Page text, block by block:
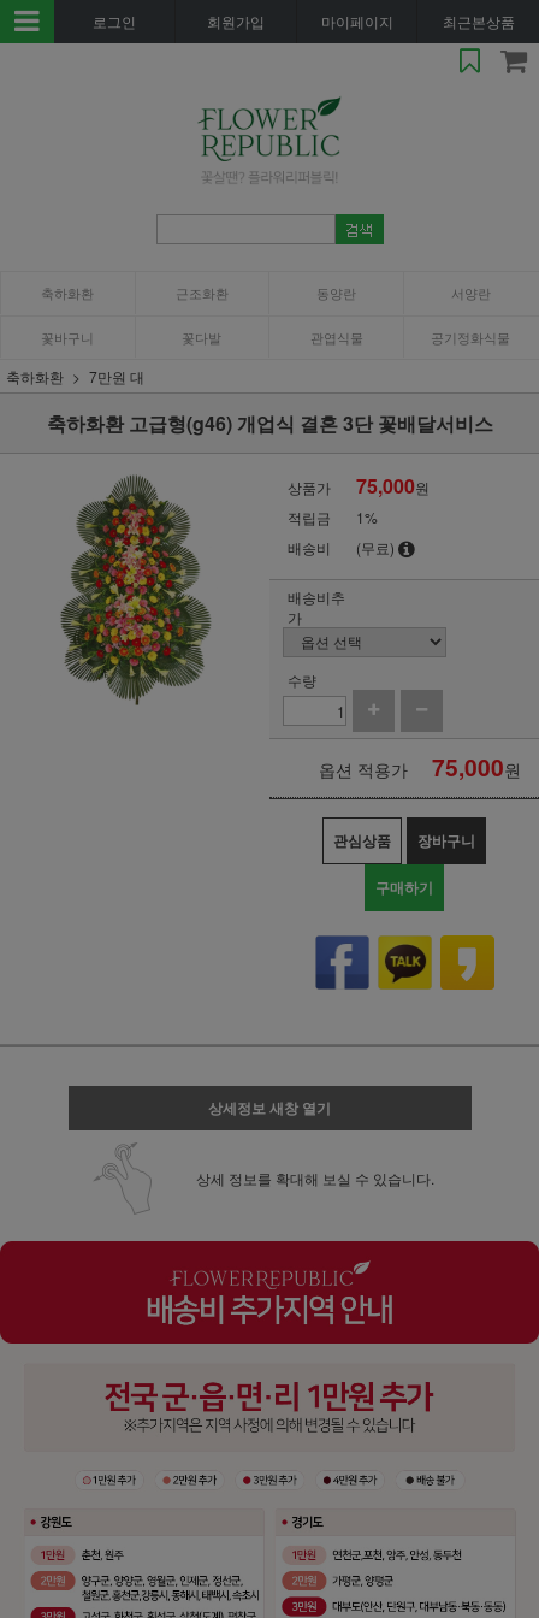
로그인 회원가입 마이페이지 최근본상품
축하화환 근조화환 동양란 서양란
꽃바구니 꽃다발 관엽식물 공기정화식물
축하화환 7만원 대
축하화환 고급형(g46) 개업식 결혼 3단 꽃배달서비스
상품가 75,000원
적립금
1%
배송비
(무료)
배송비추
가
수량
옵션 적용가 75,000원
관심상품 장바구니
구매하기
상세정보 새창 열기
상세 정보를 확대해 보실 수 있습니다.